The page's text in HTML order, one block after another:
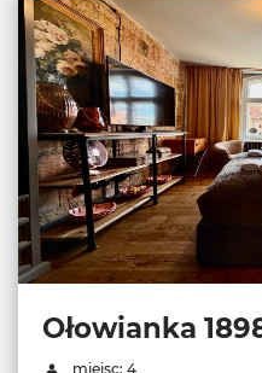
Ołowianka
miejsc: 4